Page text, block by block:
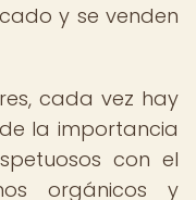
y se venden
cada vez hay
la importancia
con el
orgánicos y